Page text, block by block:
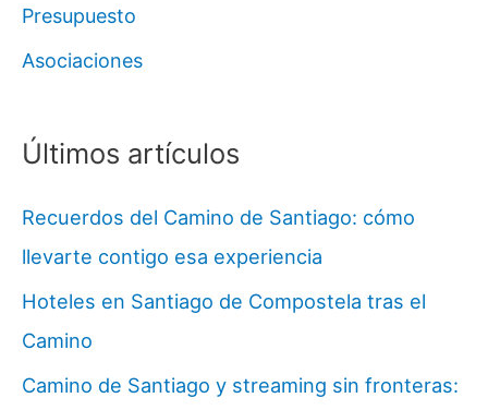
Presupuesto
Asociaciones
Últimos artículos
Recuerdos del Camino de Santiago: cómo
llevarte contigo esa experiencia
Hoteles en Santiago de Compostela tras el
Camino
Camino de Santiago y streaming sin fronteras: